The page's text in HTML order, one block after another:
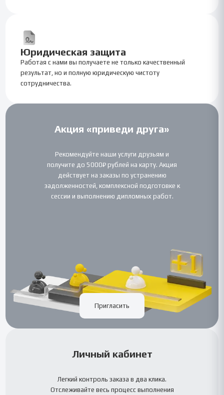
Юридическая защита
Работая с нами вы получаете не только качественный
результат, но и полную юридическую чистоту
сотрудничества.
Акция «приведи друга»
Рекомендуйте наши услуги друзьям и
получите до 5000₽ рублей на карту. Акция
действует на заказы по устранению
задолженностей, комплексной подготовке к
сессии и выполнению дипломных работ.
Пригласить
Личный кабинет
Легкий контроль заказа в два клика.
Отслеживайте весь процесс выполнения